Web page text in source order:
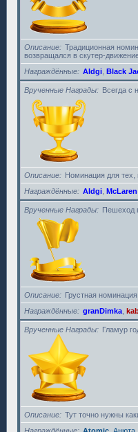
Описание
Традиционная
возвращался в скутер-
Награждённые
Aldgi Black
Врученные Награды Всегда с
Описание
Номинация для тех,
Награждённые
Aldgi McLaren
Врученные Награды Пешеход
Описание
Грустная
Награждённые
granDimka
Врученные Награды Гламур
Описание
Тут точно нужны